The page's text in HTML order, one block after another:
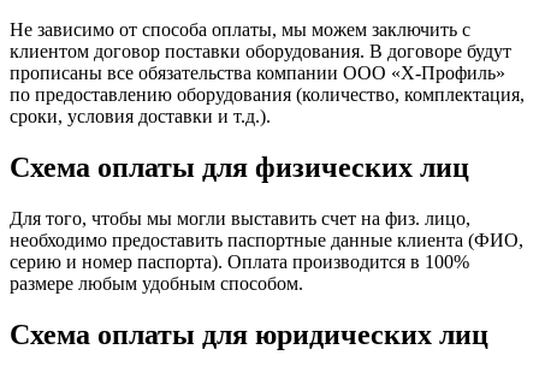
Не зависимо от способа оплаты, мы можем заключить с
клиентом договор поставки оборудования. В договоре будут
прописаны все обязательства компании ООО «Х-Профиль»
по предоставлению оборудования (количество, комплектация,
сроки, условия доставки и т.д.).
Схема оплаты для физических лиц
Для того, чтобы мы могли выставить счет на физ. лицо,
необходимо предоставить паспортные данные клиента (ФИО,
серию и номер паспорта). Оплата производится в 100%
размере любым удобным способом.
Схема оплаты для юридических лиц